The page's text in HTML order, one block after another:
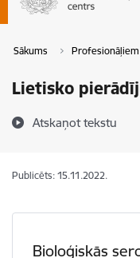
Sākums Profesionāļiem
Lietisko
Atskaņot tekstu
Publicēts: 15.11.2022.
Bioloģiskās